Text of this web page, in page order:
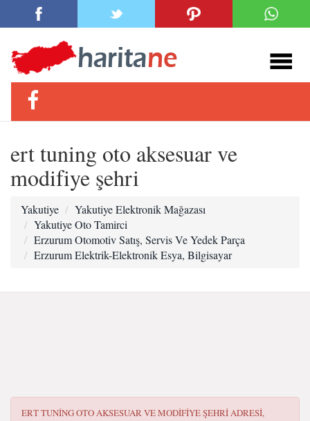
ert tuning oto aksesuar ve
modifiye şehri
Yakutiye
Yakutiye Elektronik Mağazası
Yakutiye Oto Tamirci
Erzurum Otomotiv Satış, Servis Ve Yedek Parça
Erzurum Elektrik-Elektronik Esya, Bilgisayar
ERT TUNING OTO AKSESUAR VE MODIFIYE ŞEHRIADRESI,